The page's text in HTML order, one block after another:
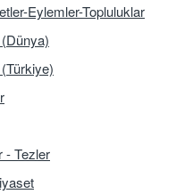
Eylemler-Topluluklar
- Tezler